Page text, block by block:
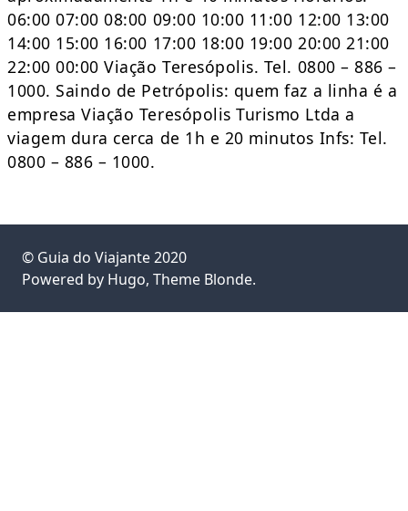
06:00 07:00 08:00 09:00 10:00 11:00 12:00 13:00
14:00 15:00 16:00 17:00 18:00 19:00 20:00 21:00
22:00 00:00 Viação Teresópolis. Tel. 0800 – 886 –
1000. Saindo de Petrópolis: quem faz a linha é a
empresa Viação Teresópolis Turismo Ltda a
viagem dura cerca de 1h e 20 minutos Infs: Tel.
0800 – 886 – 1000.
© Guia do Viajante2020
Powered by Hugo, Theme Blonde.